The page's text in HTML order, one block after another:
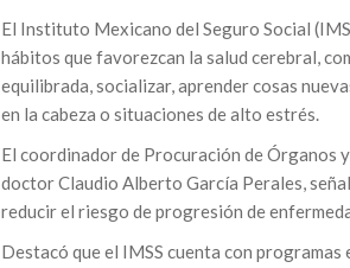
El Instituto Mexicano del Seguro Social
hábitos que favorezcan la salud cerebral,
equilibrada, socializar, aprender cosas
en la cabeza o situaciones de alto estrés.
El coordinador de Procuración de Órganos
doctor Claudio Alberto García Perales,
reducir el riesgo de progresión de
Destacó que el IMSS cuenta con